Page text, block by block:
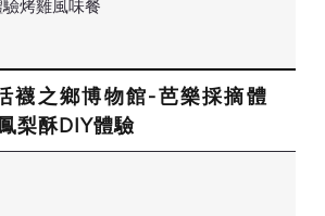
烤雞風味餐
襪之鄉博物館-芭樂採摘體
梨酥DIY體驗